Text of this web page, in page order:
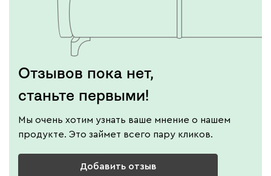
Отзывов пока нет,
станьте первыми!
Мы очень хотим узнать ваше мнение о нашем
продукте. Это займет всего пару кликов.
Добавить отзыв